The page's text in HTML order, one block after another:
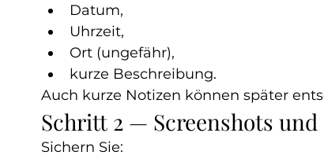
Datum,
Uhrzeit,
Ort (ungefähr),
kurze Beschreibung.
Auch kurze Notizen können später
Schritt 2 — Screenshots
Sichern Sie: